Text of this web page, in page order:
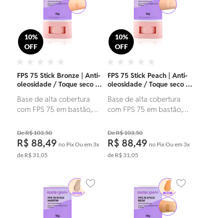
10%
OFF
FPS 75 Stick Bronze | Anti-
oleosidade / Toque seco e
Base de alta cobertura
com FPS 75 em bastão,
UV, luz azul e visível.
Possui toque seco, ação
hidratante e resistência à
água. Ideal para todos os
R$ 103,50
R$ 88,49 no PixOu em 3x
de R$ 31,05
10%
OFF
FPS 75 Stick Peach | Anti-
oleosidade / Toque seco e
Base de alta cobertura
com FPS 75 em bastão,
UV, luz azul e visível.
Possui toque seco, ação
hidratante e resistência à
água. Ideal para todos os
R$ 103,50
R$ 88,49 no PixOu em 3x
de R$ 31,05
Adicionar aos favoritos Adicionar